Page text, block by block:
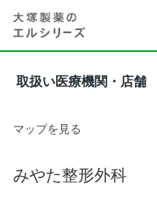
取扱い医療機関・店舗
マップを見る
みやた整形外科